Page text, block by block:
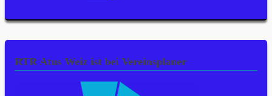
RTR Atus Weiz ist bei Vereinsplaner